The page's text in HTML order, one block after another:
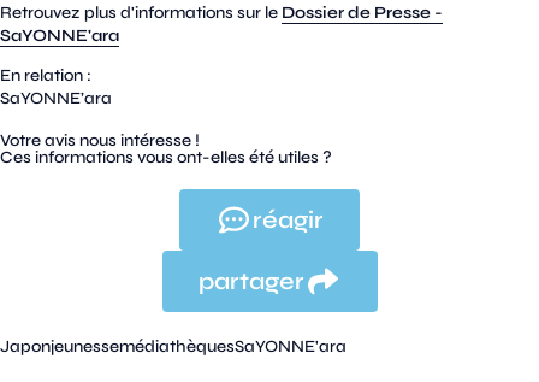
Retrouvez plus d'informations sur le Dossier de Presse -
SaYONNE'ara
En relation :
SaYONNE’ara
Votre avis nous intéresse !
Ces informations vous ont-elles été utiles ?
réagir
partager
JaponjeunessemédiathèquesSaYONNE'ara